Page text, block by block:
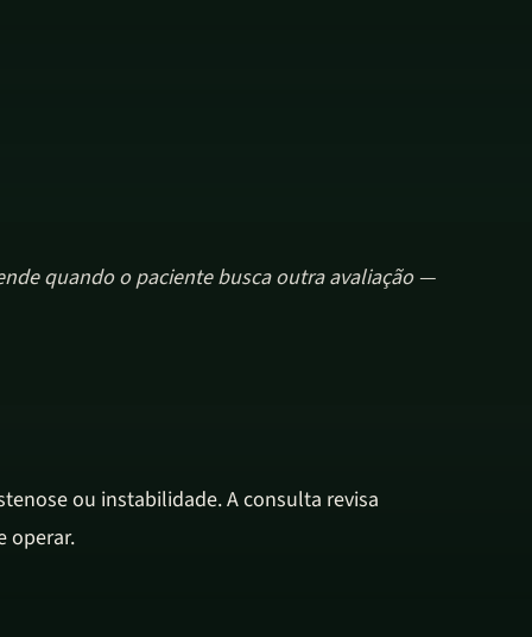
quando o paciente busca outra avaliação —
ou instabilidade. A consulta revisa
operar.